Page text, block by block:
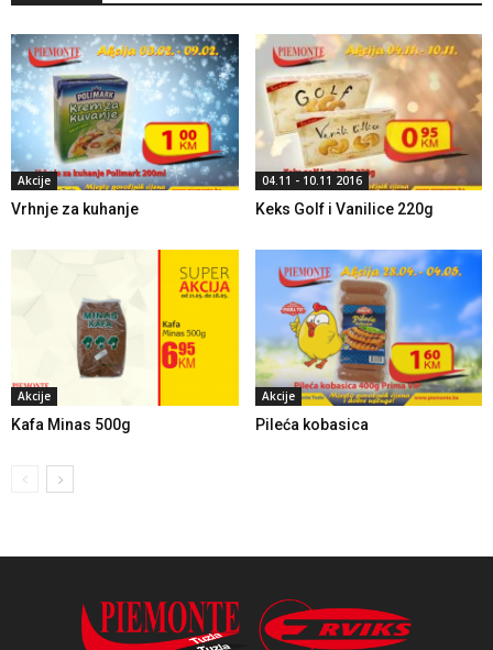
Akcije
Vrhnje za kuhanje
04.11 - 10.11 2016
Keks Golf i Vanilice 220g
Akcije
Kafa Minas 500g
Akcije
Pileća kobasica